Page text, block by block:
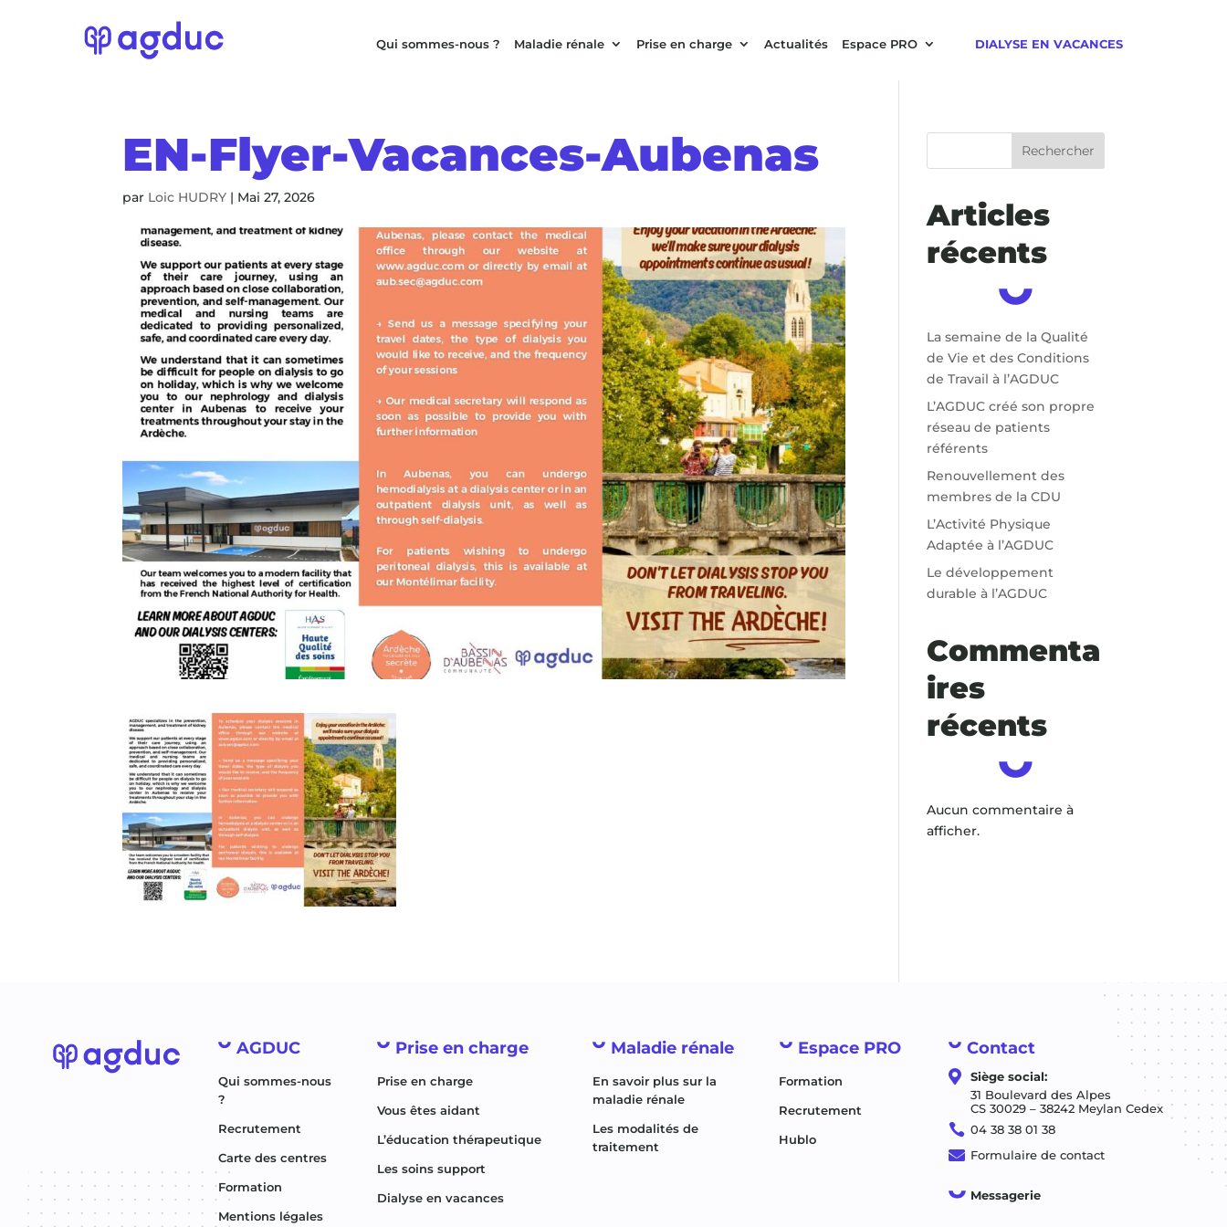
Qui sommes-nous ? Maladie rénale Prise en charge Actualités Espace PRO DIALYSE EN VACANCES
EN-Flyer-Vacances-Aubenas
par Loic HUDRY | Mai 27, 2026
Rechercher
Articles
récents
La semaine de la Qualité
de Vie et des Conditions
de Travail à l’AGDUC
L’AGDUC créé son propre
réseau de patients
référents
Renouvellement des
membres de la CDU
L’Activité Physique
Adaptée à l’AGDUC
Le développement
durable à l’AGDUC
Commenta
ires
récents
Aucun commentaire à
afficher.
AGDUC
Qui sommes-nous
?
Recrutement
Carte des centres
Formation
Mentions légales
Prise en charge
Prise en charge
Vous êtes aidant
L’éducation thérapeutique
Les soins support
Dialyse en vacances
Maladie rénale
En savoir plus sur la
maladie rénale
Les modalités de
traitement
Espace PRO
Formation
Recrutement
Hublo
Contact

Siège social:
31 Boulevard des Alpes
CS 30029 – 38242 Meylan Cedex
 04 38 38 01 38
 Formulaire de contact
Messagerie